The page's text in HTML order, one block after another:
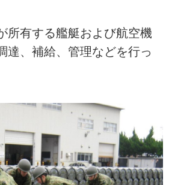
有する艦艇および航空機
達、補給、管理などを行っ